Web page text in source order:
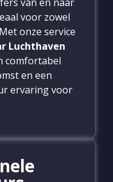
voor zowel
onze service
Luchthaven
comfortabel
en een
ervaring voor